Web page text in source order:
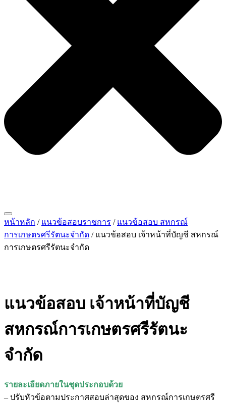
หน้าหลัก / แนวข้อสอบราชการ / แนวข้อสอบ สหกรณ์
การเกษตรศรีรัตนะจำกัด / แนวข้อสอบ เจ้าหน้าที่บัญชี สหกรณ์
การเกษตรศรีรัตนะจำกัด
แนวข้อสอบ เจ้าหน้าที่บัญชี
สหกรณ์การเกษตรศรีรัตนะ
จำกัด
รายละเอียดภายในชุดประกอบด้วย
– ปรับหัวข้อตามประกาศสอบล่าสุดของ สหกรณ์การเกษตรศรี